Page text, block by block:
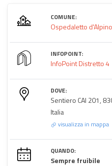
COMUNE:
Ospedaletto
INFOPOINT:
InfoPoint Distretto 4
DOVE:
Sentiero CAI 201,
Italia
visualizza in mappa
QUANDO:
Sempre fruibile